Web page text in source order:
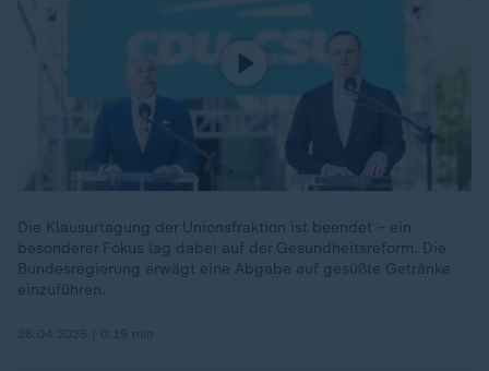
Die Klausurtagung der Unionsfraktion ist beendet – ein
besonderer Fokus lag dabei auf der Gesundheitsreform. Die
Bundesregierung erwägt eine Abgabe auf gesüßte Getränke
einzuführen.